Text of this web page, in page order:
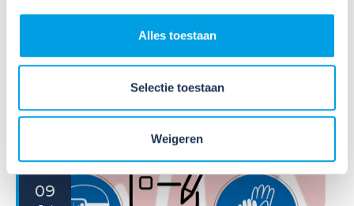
Alles toestaan
Selectie toestaan
Weigeren
u...
09